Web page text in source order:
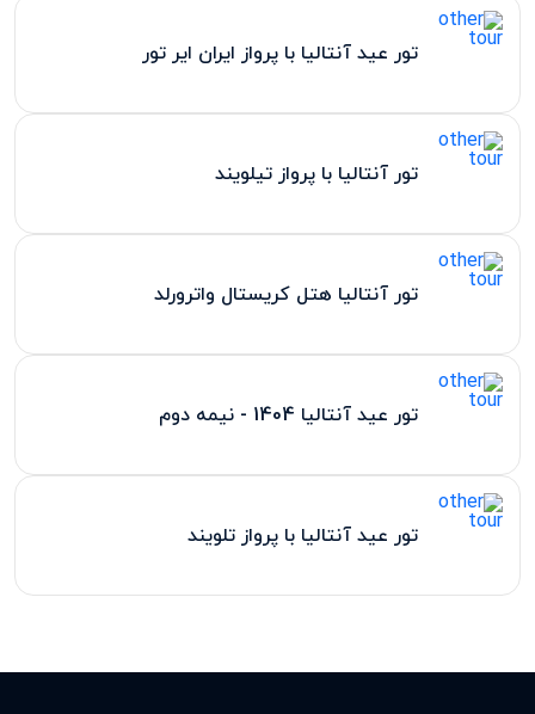
تور عید آنتالیا با پرواز ایران ایر تور
تور آنتالیا با پرواز تیلویند
تور آنتالیا هتل کریستال واترورلد
تور عید آنتالیا 1404 - نیمه دوم
تور عید آنتالیا با پرواز تلویند